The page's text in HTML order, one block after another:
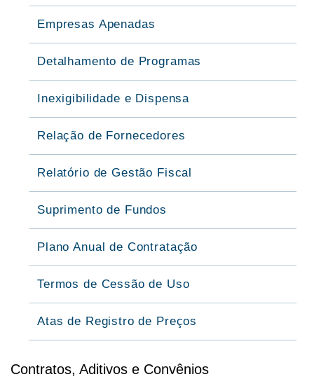
Contratos, Aditivos e Convênios
Empresas Apenadas
Detalhamento de Programas
Inexigibilidade e Dispensa
Relação de Fornecedores
Relatório de Gestão Fiscal
Suprimento de Fundos
Plano Anual de Contratação
Termos de Cessão de Uso
Atas de Registro de Preços